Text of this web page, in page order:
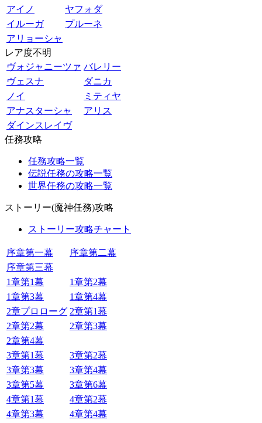
アイノ
ヤフォダ
イルーガ
プルーネ
アリョーシャ
レア度不明
ヴォジャニーツァ バレリー
ヴェスナ
ダニカ
ノイ
ミティヤ
アナスターシャ
アリス
ダインスレイヴ
任務攻略
任務攻略一覧
伝説任務の攻略一覧
世界任務の攻略一覧
ストーリー(魔神任務)攻略
ストーリー攻略チャート
序章第一幕
序章第二幕
序章第三幕
1章第1幕
1章第2幕
1章第3幕
1章第4幕
2章プロローグ 2章第1幕
2章第2幕
2章第3幕
2章第4幕
3章第1幕
3章第2幕
3章第3幕
3章第4幕
3章第5幕
3章第6幕
4章第1幕
4章第2幕
4章第3幕
4章第4幕